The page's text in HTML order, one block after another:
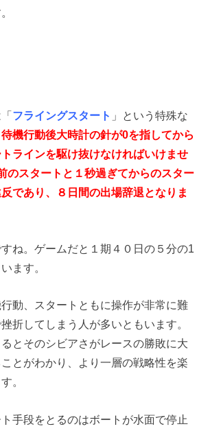
フライングスタート 」という特殊な
待機行動後大時計の針が0を指してから
ラインを駆け抜けなければいけませ
のスタートと１秒過ぎてからのスター
であり、８日間の出場辞退となりま
ね。ゲームだと１期４０日の５分の1
ます。
動、スタートともに操作が非常に難
折してしまう人が多いともいます。
とそのシビアさがレースの勝敗に大
とがわかり、より一層の戦略性を楽
。
手段をとるのはボートが水面で停止